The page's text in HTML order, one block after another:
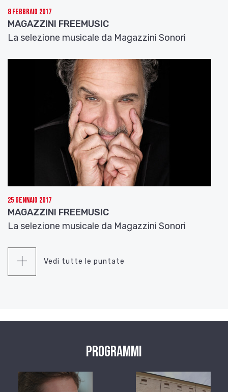
8 Febbraio 2017
MAGAZZINI FREEMUSIC
La selezione musicale da Magazzini Sonori
25 Gennaio 2017
MAGAZZINI FREEMUSIC
La selezione musicale da Magazzini Sonori
Vedi tutte le puntate
Programmi